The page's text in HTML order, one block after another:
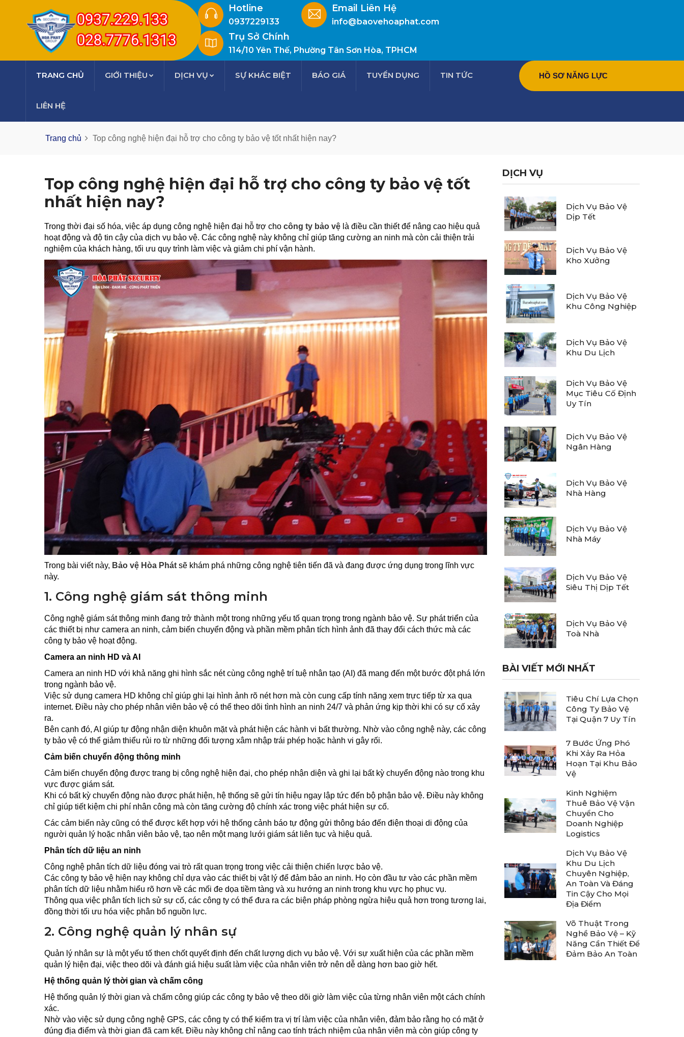
Hotline
0937229133
Email Liên Hệ
info@baovehoaphat.com
Trụ Sở Chính
114/10 Yên Thế, Phường Tân Sơn Hòa, TPHCM
HỒ SƠ NĂNG LỰC
TRANG CHỦ GIỚI THIỆU DỊCH VỤ SỰ KHÁC BIỆT BÁO GIÁ TUYỂN DỤNG TIN TỨC
LIÊN HỆ
Trang chủ Top công nghệ hiện đại hỗ trợ cho công ty bảo vệ tốt nhất hiện nay?
Top công nghệ hiện đại hỗ trợ cho công ty bảo vệ tốt
nhất hiện nay?
Trong thời đại số hóa, việc áp dụng công nghệ hiện đại hỗ trợ cho công ty bảo vệ là điều cần thiết để nâng cao hiệu quả
hoạt động và độ tin cậy của dịch vụ bảo vệ. Các công nghệ này không chỉ giúp tăng cường an ninh mà còn cải thiện trải
nghiệm của khách hàng, tối ưu quy trình làm việc và giảm chi phí vận hành.
Trong bài viết này, Bảo vệ Hòa Phát sẽ khám phá những công nghệ tiên tiến đã và đang được ứng dụng trong lĩnh vực
này.
1. Công nghệ giám sát thông minh
Công nghệ giám sát thông minh đang trở thành một trong những yếu tố quan trọng trong ngành bảo vệ. Sự phát triển của
các thiết bị như camera an ninh, cảm biến chuyển động và phần mềm phân tích hình ảnh đã thay đổi cách thức mà các
công ty bảo vệ hoạt động.
Camera an ninh HD và AI
Camera an ninh HD với khả năng ghi hình sắc nét cùng công nghệ trí tuệ nhân tạo (AI) đã mang đến một bước đột phá lớn
trong ngành bảo vệ.
Việc sử dụng camera HD không chỉ giúp ghi lại hình ảnh rõ nét hơn mà còn cung cấp tính năng xem trực tiếp từ xa qua
internet. Điều này cho phép nhân viên bảo vệ có thể theo dõi tình hình an ninh 24/7 và phản ứng kịp thời khi có sự cố xảy
ra.
Bên cạnh đó, AI giúp tự động nhận diện khuôn mặt và phát hiện các hành vi bất thường. Nhờ vào công nghệ này, các công
ty bảo vệ có thể giảm thiểu rủi ro từ những đối tượng xâm nhập trái phép hoặc hành vi gây rối.
Cảm biến chuyển động thông minh
Cảm biến chuyển động được trang bị công nghệ hiện đại, cho phép nhận diện và ghi lại bất kỳ chuyển động nào trong khu
vực được giám sát.
Khi có bất kỳ chuyển động nào được phát hiện, hệ thống sẽ gửi tín hiệu ngay lập tức đến bộ phận bảo vệ. Điều này không
chỉ giúp tiết kiệm chi phí nhân công mà còn tăng cường độ chính xác trong việc phát hiện sự cố.
Các cảm biến này cũng có thể được kết hợp với hệ thống cảnh báo tự động gửi thông báo đến điện thoại di động của
người quản lý hoặc nhân viên bảo vệ, tạo nên một mạng lưới giám sát liên tục và hiệu quả.
Phân tích dữ liệu an ninh
Công nghệ phân tích dữ liệu đóng vai trò rất quan trọng trong việc cải thiện chiến lược bảo vệ.
Các công ty bảo vệ hiện nay không chỉ dựa vào các thiết bị vật lý để đảm bảo an ninh. Họ còn đầu tư vào các phần mềm
phân tích dữ liệu nhằm hiểu rõ hơn về các mối đe dọa tiềm tàng và xu hướng an ninh trong khu vực họ phục vụ.
Thông qua việc phân tích lịch sử sự cố, các công ty có thể đưa ra các biện pháp phòng ngừa hiệu quả hơn trong tương lai,
đồng thời tối ưu hóa việc phân bổ nguồn lực.
2. Công nghệ quản lý nhân sự
Quản lý nhân sự là một yếu tố then chốt quyết định đến chất lượng dịch vụ bảo vệ. Với sự xuất hiện của các phần mềm
quản lý hiện đại, việc theo dõi và đánh giá hiệu suất làm việc của nhân viên trở nên dễ dàng hơn bao giờ hết.
Hệ thống quản lý thời gian và chấm công
Hệ thống quản lý thời gian và chấm công giúp các công ty bảo vệ theo dõi giờ làm việc của từng nhân viên một cách chính
xác.
Nhờ vào việc sử dụng công nghệ GPS, các công ty có thể kiểm tra vị trí làm việc của nhân viên, đảm bảo rằng họ có mặt ở
đúng địa điểm và thời gian đã cam kết. Điều này không chỉ nâng cao tính trách nhiệm của nhân viên mà còn giúp công ty
DỊCH VỤ
Dịch Vụ Bảo Vệ
Dịp Tết
Dịch Vụ Bảo Vệ
Kho Xưởng
Dịch Vụ Bảo Vệ
Khu Công Nghiệp
Dịch Vụ Bảo Vệ
Khu Du Lịch
Dịch Vụ Bảo Vệ
Mục Tiêu Cố Định
Uy Tín
Dịch Vụ Bảo Vệ
Ngân Hàng
Dịch Vụ Bảo Vệ
Nhà Hàng
Dịch Vụ Bảo Vệ
Nhà Máy
Dịch Vụ Bảo Vệ
Siêu Thị Dịp Tết
Dịch Vụ Bảo Vệ
Toà Nhà
BÀI VIẾT MỚI NHẤT
Tiêu Chí Lựa Chọn
Công Ty Bảo Vệ
Tại Quận 7 Uy Tín
7 Bước Ứng Phó
Khi Xảy Ra Hỏa
Hoạn Tại Khu Bảo
Vệ
Kinh Nghiệm
Thuê Bảo Vệ Vận
Chuyển Cho
Doanh Nghiệp
Logistics
Dịch Vụ Bảo Vệ
Khu Du Lịch
Chuyên Nghiệp,
An Toàn Và Đáng
Tin Cậy Cho Mọi
Địa Điểm
Võ Thuật Trong
Nghề Bảo Vệ – Kỹ
Năng Cần Thiết Để
Đảm Bảo An Toàn